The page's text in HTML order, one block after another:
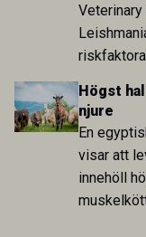
hög i
annat
har
fungerar
Högst
njure
En
visar att
innehöll